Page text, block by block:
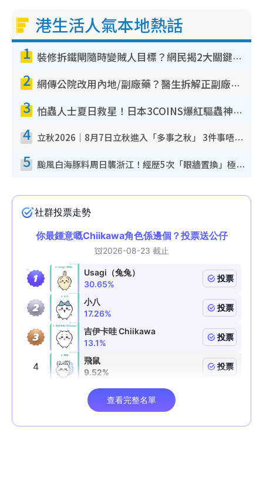
港生活人氣本地熱話
1 裝修拆鐵閘隨時變賊人目標？網民揭2大關鍵用途：裝新式等於白裝？附新舊鐵閘分別
2 網傳公院改用內地/副廠藥？醫生拆解正副廠分別 揭4類人換藥隨時出事
3 怕蟲人士夏日救星！日本3COINS爆紅驅蟲神器$45起 1招「全程免觸碰」輕鬆搞定小強
4 立秋2026｜8月7日立秋進入「多事之秋」 3件事唔做得！專家教6招開運 清枱頭／銀包納氣接好運
5 颱風白海豚料周日襲浙江！經歷5次「眼牆置換」極罕見 成登陸內地最長途颱風